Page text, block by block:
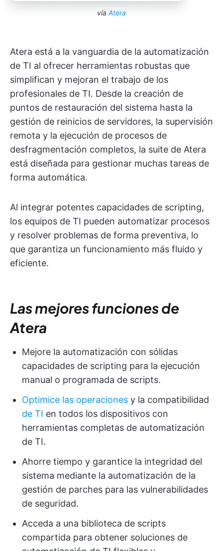
vía Atera
Atera está a la vanguardia de la automatización
de TI al ofrecer herramientas robustas que
simplifican y mejoran el trabajo de los
profesionales de TI. Desde la creación de
puntos de restauración del sistema hasta la
gestión de reinicios de servidores, la supervisión
remota y la ejecución de procesos de
desfragmentación completos, la suite de Atera
está diseñada para gestionar muchas tareas de
forma automática.
Al integrar potentes capacidades de scripting,
los equipos de TI pueden automatizar procesos
y resolver problemas de forma preventiva, lo
que garantiza un funcionamiento más fluido y
eficiente.
Las mejores funciones de
Atera
Mejore la automatización con sólidas
capacidades de scripting para la ejecución
manual o programada de scripts.
Optimice las operaciones y la compatibilidad
de TI en todos los dispositivos con
herramientas completas de automatización
de TI.
Ahorre tiempo y garantice la integridad del
sistema mediante la automatización de la
gestión de parches para las vulnerabilidades
de seguridad.
Acceda a una biblioteca de scripts
compartida para obtener soluciones de